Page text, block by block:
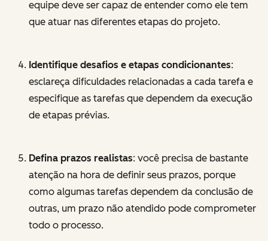
equipe deve ser capaz de entender como ele tem
que atuar nas diferentes etapas do projeto.
Identifique desafios e etapas condicionantes:
esclareça dificuldades relacionadas a cada tarefa e
especifique as tarefas que dependem da execução
de etapas prévias.
Defina prazos realistas: você precisa de bastante
atenção na hora de definir seus prazos, porque
como algumas tarefas dependem da conclusão de
outras, um prazo não atendido pode comprometer
todo o processo.